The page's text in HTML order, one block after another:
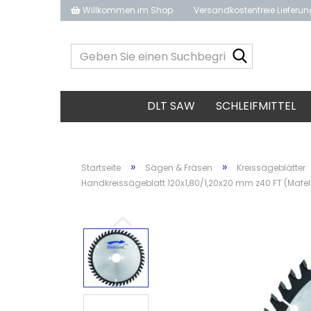
Willkommen im Shop Versandkostenfreie
Sie
ein...
DLT SAW SCHLEIFMITTEL
Startseite » Sägen & Fräsen » Kreissägeblätter
Handkreissägeblatt 120x1,80/1,20x20 mm z40 FT